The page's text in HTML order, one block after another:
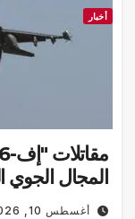
الجوي
فيأغسطس 10, 2026